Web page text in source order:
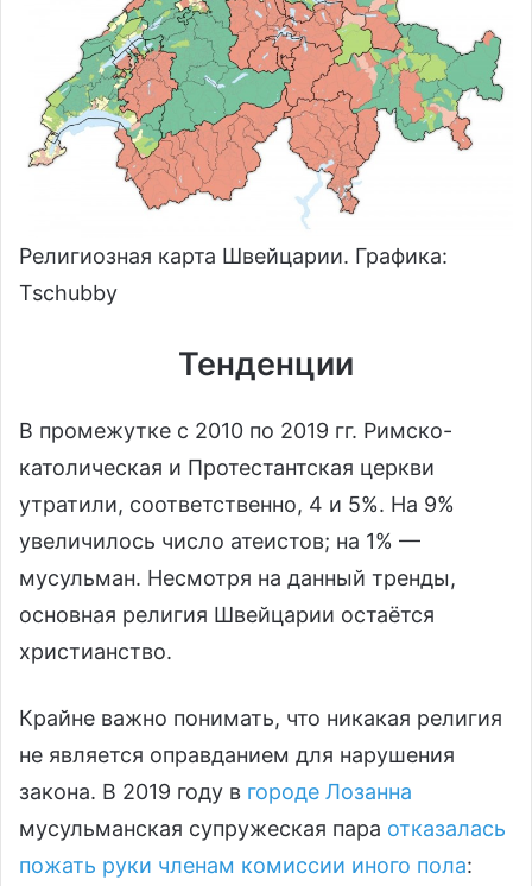
Религиозная карта Швейцарии. Графика:
Tschubby
Тенденции
В промежутке с 2010 по 2019 гг. Римско-
католическая и Протестантская церкви
утратили, соответственно, 4 и 5%. На 9%
увеличилось число атеистов; на 1% —
мусульман. Несмотря на данный тренды,
основная религия Швейцарии остаётся
христианство.
Крайне важно понимать, что никакая религия
не является оправданием для нарушения
закона. В 2019 году в городе Лозанна
мусульманская супружеская пара отказалась
пожать руки членам комиссии иного пола: